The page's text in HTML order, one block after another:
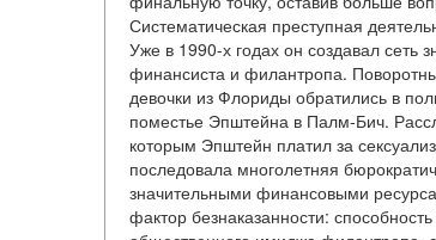
Систематическая преступная
Уже в 1990-х годах он создавал сеть
финансиста и филантропа.
девочки из Флориды обратились в
поместье Эпштейна в Палм-Бич.
которым Эпштейн платил за
последовала многолетняя
значительными финансовыми
фактор безнаказанности: